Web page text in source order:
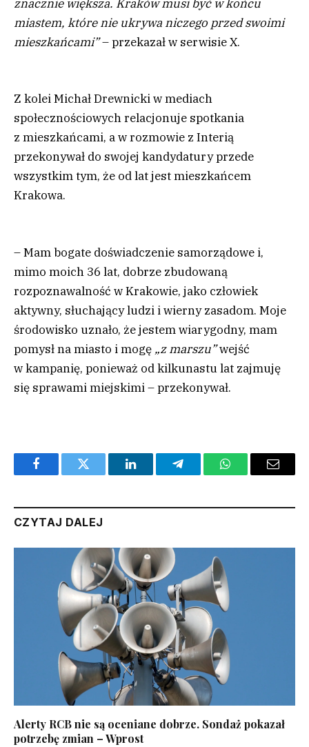
znacznie większa. Kraków musi być w końcu
miastem, które nie ukrywa niczego przed swoimi
mieszkańcami”– przekazał w serwisie X.
Z kolei Michał Drewnicki w mediach
społecznościowych relacjonuje spotkania
z mieszkańcami, a w rozmowie z Interią
przekonywał do swojej kandydatury przede
wszystkim tym, że od lat jest mieszkańcem
Krakowa.
– Mam bogate doświadczenie samorządowe i,
mimo moich 36 lat, dobrze zbudowaną
rozpoznawalność w Krakowie, jako człowiek
aktywny, słuchający ludzi i wierny zasadom. Moje
środowisko uznało, że jestem wiarygodny, mam
pomysł na miasto i mogę „z marszu”wejść
w kampanię, ponieważ od kilkunastu lat zajmuję
się sprawami miejskimi – przekonywał.
FacebookTwitter LinkedInTelegramWhatsAppEmail
CZYTAJ DALEJ
Alerty RCB nie są oceniane dobrze. Sondaż pokazał
potrzebę zmian – Wprost